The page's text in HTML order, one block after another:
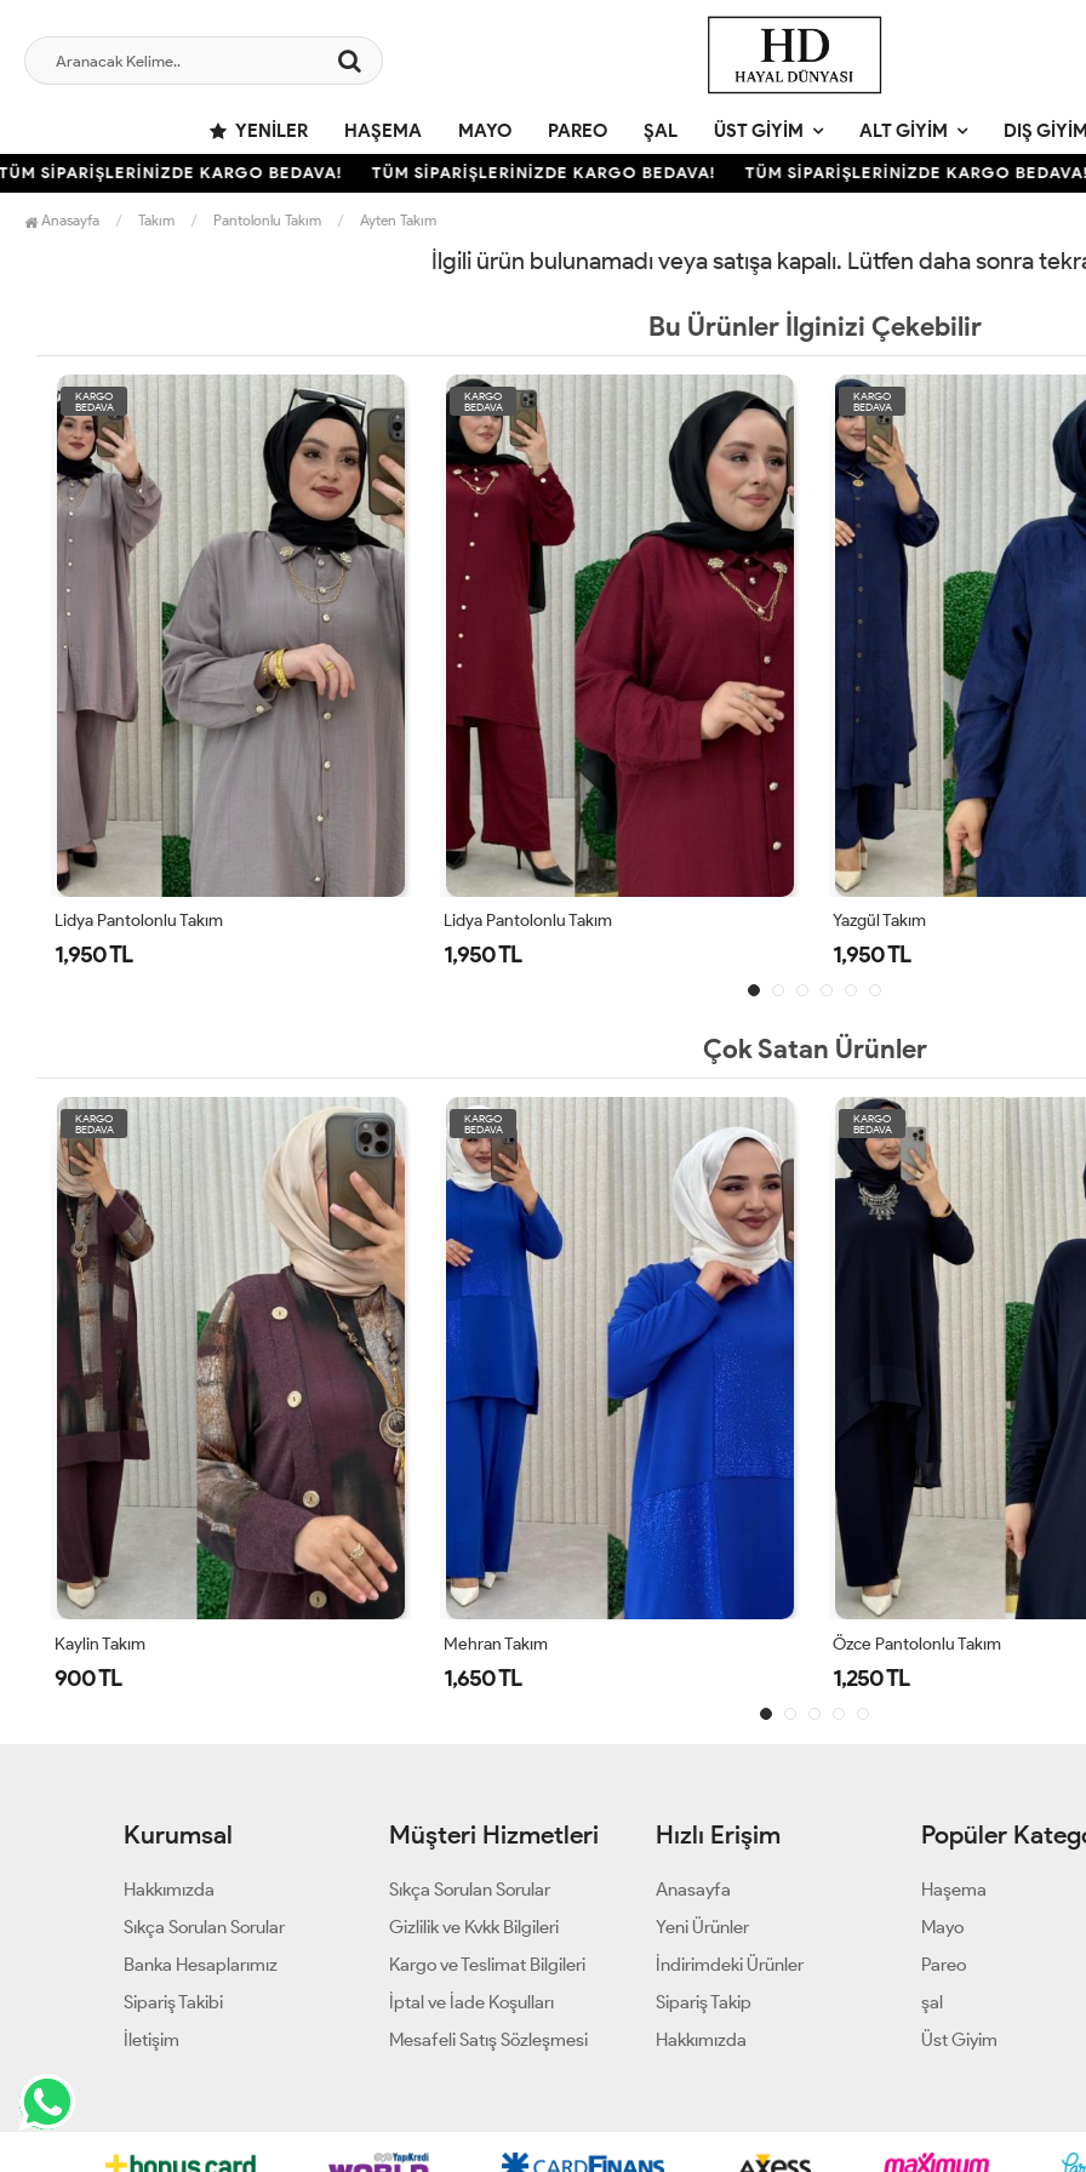
YENILER HAŞEMA MAYO PAREO ŞAL ÜST GIYIM ALT GIYIM DIŞ GIYIM
SİPARİŞLERİNİZDE KARGO BEDAVA! TÜM SİPARİŞLERİNİZDE KARGO BEDAVA! TÜM SİPARİŞLERİNİZDE KARGO BEDAVA!
Anasayfa Takım Pantolonlu Takım Ayten Takım
İlgili ürün bulunamadı veya satışa kapalı. Lütfen daha sonra
Bu Ürünler İlginizi Çekebilir
KARGO
BEDAVA
Lidya Pantolonlu Takım
1,950 TL
KARGO
BEDAVA
Lidya Pantolonlu Takım
1,950 TL
KARGO
BEDAVA
Yazgül Takım
1,950 TL
Çok Satan Ürünler
KARGO
BEDAVA
Kaylin Takım
900 TL
KARGO
BEDAVA
Mehran Takım
1,650 TL
KARGO
BEDAVA
Özce Pantolonlu Takım
1,250 TL
Kurumsal
Hakkımızda
Sıkça Sorulan Sorular
Banka Hesaplarımız
Sipariş Takibi
İletişim
Müşteri Hizmetleri
Sıkça Sorulan Sorular
Gizlilik ve Kvkk Bilgileri
Kargo ve Teslimat Bilgileri
İptal ve İade Koşulları
Mesafeli Satış Sözleşmesi
Hızlı Erişim
Anasayfa
Yeni Ürünler
İndirimdeki Ürünler
Sipariş Takip
Hakkımızda
Popüler
Haşema
Mayo
Pareo
şal
Üst Giyim